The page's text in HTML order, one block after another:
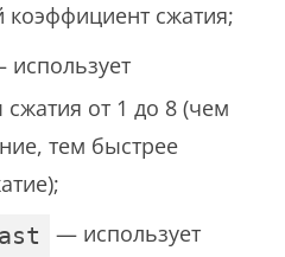
сжатия;
от 1 до 8 (чем
тем быстрее
— использует